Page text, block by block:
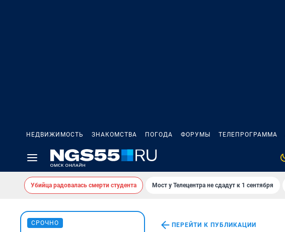
НЕДВИЖИМОСТЬ ЗНАКОМСТВА ПОГОДА ФОРУМЫ ТЕЛЕПРОГРАММА
Убийца радовалась смерти студента Мост у Телецентра не сдадут к 1 сентября
СРОЧНО ПЕРЕЙТИ К ПУБЛИКАЦИИ